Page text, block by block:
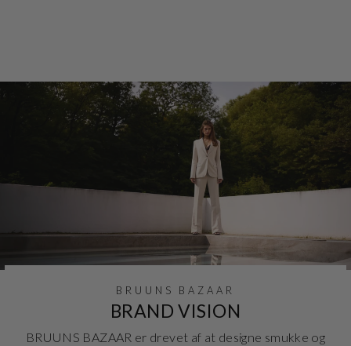
BRUUNS BAZAAR
BRAND VISION
BRUUNS BAZAAR er drevet af at designe smukke og